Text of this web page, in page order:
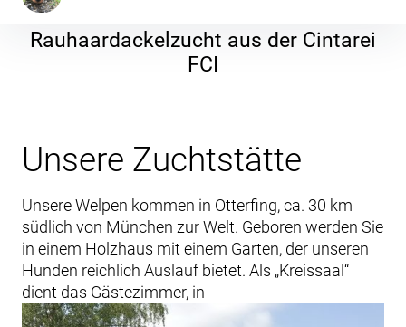
Inhaltenach Baltazar Iz Novo-Peredelkino x Basta Così aus der
Rauhaardackelzucht aus der Cintarei
FCI
Unsere Zuchtstätte
Unsere Welpen kommen in Otterfing, ca. 30 km
südlich von München zur Welt. Geboren werden Sie
in einem Holzhaus mit einem Garten, der unseren
Hunden reichlich Auslauf bietet. Als „Kreissaal“
dient das Gästezimmer, in